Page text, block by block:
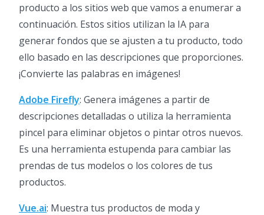
producto a los sitios web que vamos a enumerar a
continuación. Estos sitios utilizan la IA para
generar fondos que se ajusten a tu producto, todo
ello basado en las descripciones que proporciones.
¡Convierte las palabras en imágenes!
Adobe Firefly: Genera imágenes a partir de
descripciones detalladas o utiliza la herramienta
pincel para eliminar objetos o pintar otros nuevos.
Es una herramienta estupenda para cambiar las
prendas de tus modelos o los colores de tus
productos.
Vue.ai: Muestra tus productos de moda y